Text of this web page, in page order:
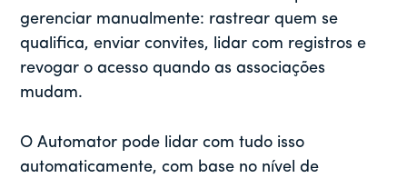
gerenciar manualmente: rastrear quem se
qualifica, enviar convites, lidar com registros e
revogar o acesso quando as associações
mudam.
O Automator pode lidar com tudo isso
automaticamente, com base no nível de